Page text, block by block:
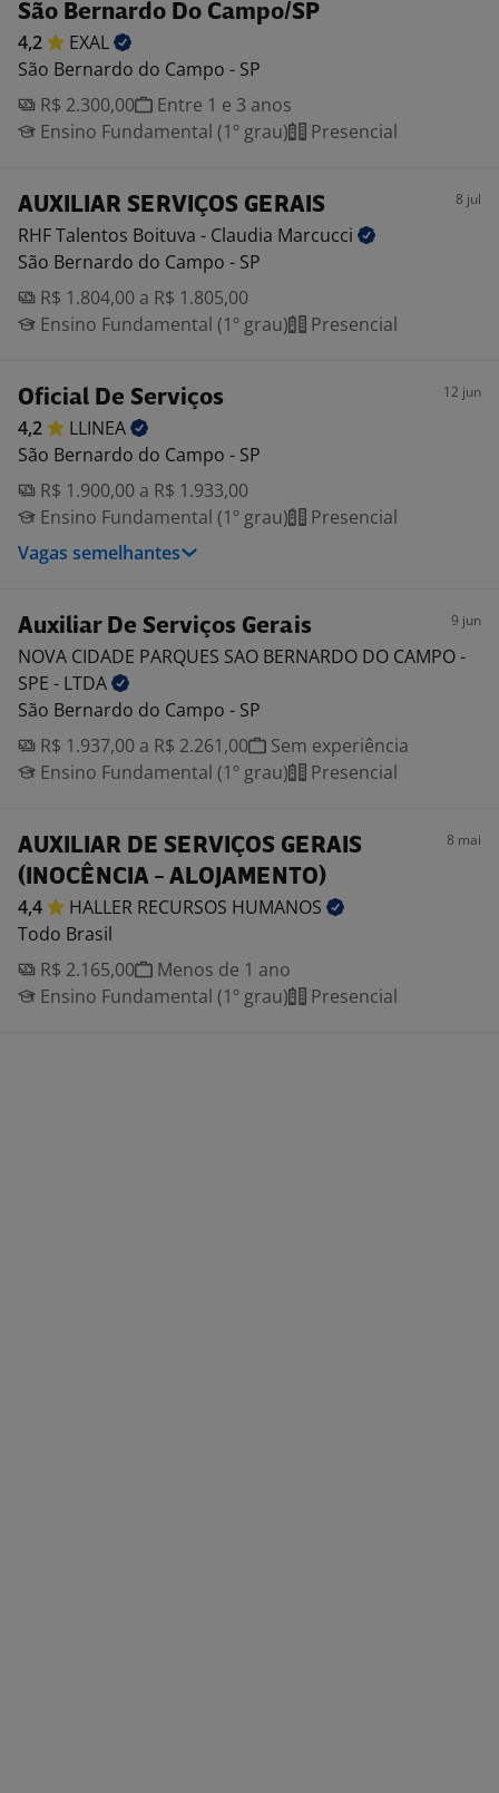
São Bernardo Do Campo/SP
4,2
EXAL
São Bernardo do Campo - SP
R$ 2.300,00
Entre 1 e 3 anos
Ensino Fundamental (1º grau)
Presencial
AUXILIAR SERVIÇOS GERAIS 8 jul
RHF Talentos Boituva - Claudia Marcucci
São Bernardo do Campo - SP
R$ 1.804,00 a R$ 1.805,00
Ensino Fundamental (1º grau)
Presencial
Oficial De Serviços 12 jun
4,2
LLINEA
São Bernardo do Campo - SP
R$ 1.900,00 a R$ 1.933,00
Ensino Fundamental (1º grau)
Presencial
Vagas semelhantes
Auxiliar De Serviços Gerais 9 jun
NOVA CIDADE PARQUES SAO BERNARDO DO CAMPO -
SPE - LTDA
São Bernardo do Campo - SP
R$ 1.937,00 a R$ 2.261,00
Sem experiência
Ensino Fundamental (1º grau)
Presencial
AUXILIAR DE SERVIÇOS GERAIS
(INOCÊNCIA - ALOJAMENTO)
8 mai
4,4 HALLER RECURSOS HUMANOS
Todo Brasil
R$ 2.165,00
Menos de 1 ano
Ensino Fundamental (1º grau)
Presencial